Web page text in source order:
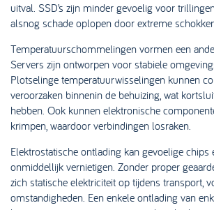
uitval. SSD’s zijn minder gevoelig voor
alsnog schade oplopen door extreme
Temperatuurschommelingen vormen een
Servers zijn ontworpen voor stabiele
Plotselinge temperatuurwisselingen kunnen
veroorzaken binnenin de behuizing, wat
hebben. Ook kunnen elektronische
krimpen, waardoor verbindingen losraken.
Elektrostatische ontlading kan gevoelige chips
onmiddellijk vernietigen. Zonder proper
zich statische elektriciteit op tijdens transport,
omstandigheden. Een enkele ontlading van